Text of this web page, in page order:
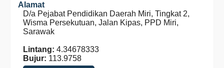
Alamat
D/a Pejabat Pendidikan Daerah Miri, Tingkat 2,
Wisma Persekutuan, Jalan Kipas, PPD Miri,
Sarawak
Lintang: 4.34678333
Bujur: 113.9758